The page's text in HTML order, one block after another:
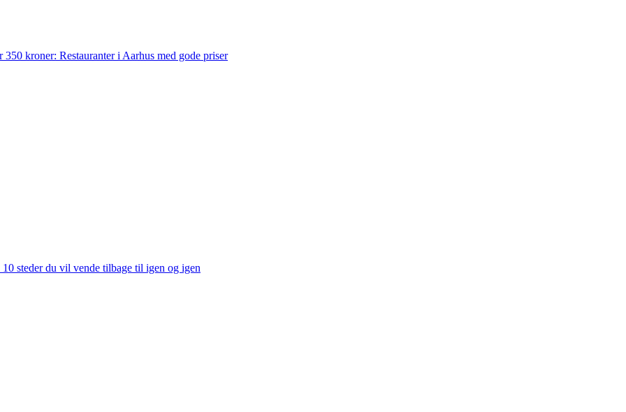
350 kroner: Restauranter i Aarhus med gode priser
steder du vil vende tilbage til igen og igen